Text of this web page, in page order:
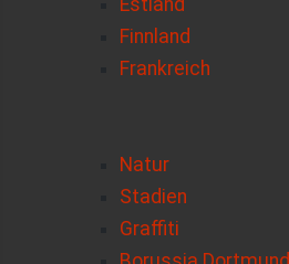
Estland
Finnland
Frankreich
Natur
Stadien
Graffiti